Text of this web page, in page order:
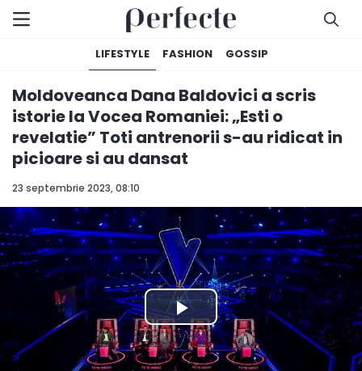
LIFESTYLE FASHION GOSSIP
23 septembrie 2023, 08:10
Moldoveanca Dana Baldovici a scris
istorie la Vocea Romaniei: „Esti o
revelatie” Toti antrenorii s-au ridicat in
picioare si au dansat